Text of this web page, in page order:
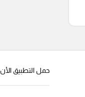
حمل التطبيق الأن